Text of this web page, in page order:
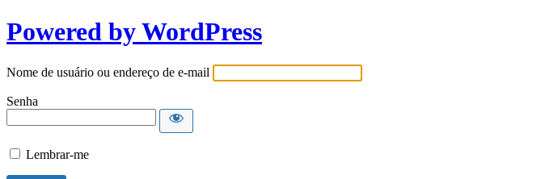
Powered by WordPress
Nome de usuário ou endereço de e-mail
Senha
Lembrar-me